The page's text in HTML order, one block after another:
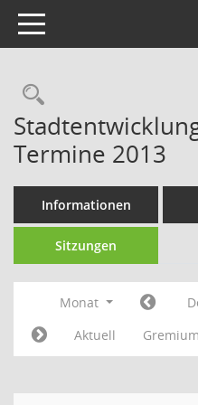
Toggle navigation
Termine 2013
Informationen
Sitzungen
Monat
Aktuell